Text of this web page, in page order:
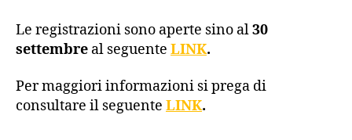
Le registrazioni sono aperte sino al30
settembre al seguente LINK.
Per maggiori informazioni si prega di
consultare il seguente LINK.